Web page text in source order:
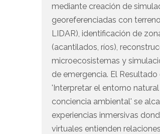
mediante creación de
georeferenciadas con
LIDAR), identificación de
(acantilados, ríos),
microecosistemas y
de emergencia. El
'Interpretar el entorno
conciencia ambiental' se
experiencias inmersivas
virtuales entienden